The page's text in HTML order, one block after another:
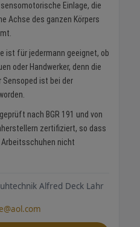
Einlage, die
Achse des ganzen Körpers
ist für jedermann geeignet, ob
oder Handwerker, denn die
Sensoped ist bei der
nach BGR 191 und von
zertifiziert, so dass
nicht
Alfred Deck Lahr